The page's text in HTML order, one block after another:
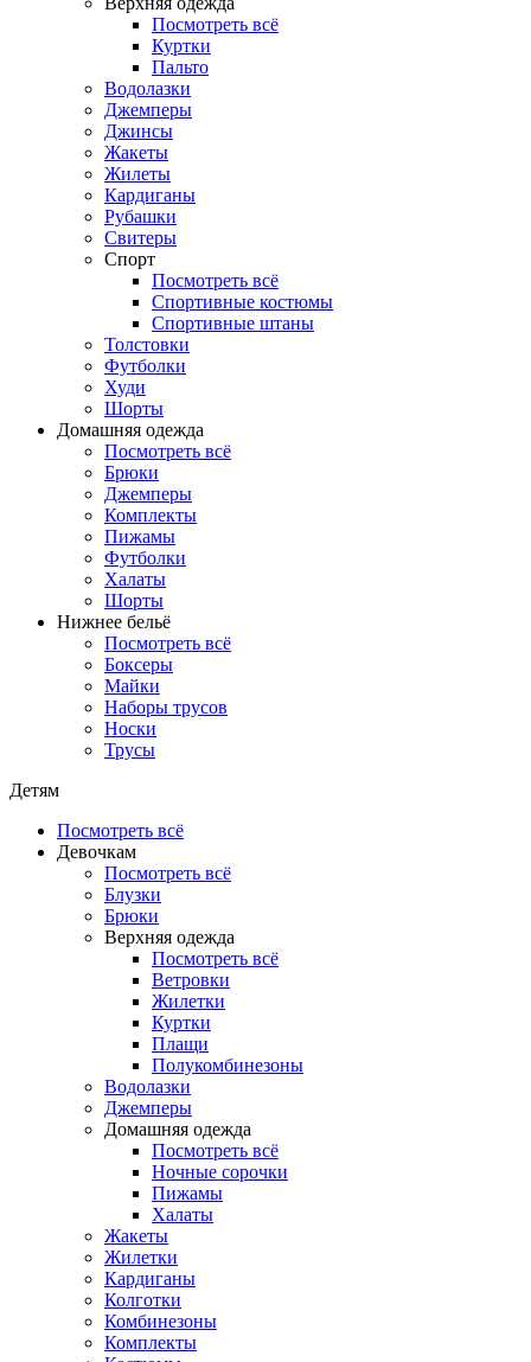
Посмотреть всё
Куртки
Пальто
Водолазки
Джемперы
Джинсы
Жакеты
Жилеты
Кардиганы
Рубашки
Свитеры
Спорт
Посмотреть всё
Спортивные костюмы
Спортивные штаны
Толстовки
Футболки
Худи
Шорты
Домашняя одежда
Посмотреть всё
Брюки
Джемперы
Комплекты
Пижамы
Футболки
Халаты
Шорты
Нижнее бельё
Посмотреть всё
Боксеры
Майки
Наборы трусов
Носки
Трусы
Детям
Посмотреть всё
Девочкам
Посмотреть всё
Блузки
Брюки
Верхняя одежда
Посмотреть всё
Ветровки
Жилетки
Куртки
Плащи
Полукомбинезоны
Водолазки
Джемперы
Домашняя одежда
Посмотреть всё
Ночные сорочки
Пижамы
Халаты
Жакеты
Жилетки
Кардиганы
Колготки
Комбинезоны
Комплекты